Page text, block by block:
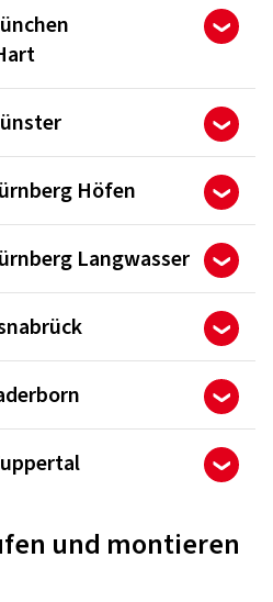
Höfen
Langwasser
und montieren